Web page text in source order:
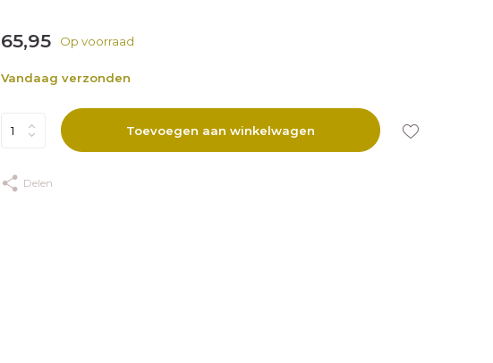
65,95 Op voorraad
Vandaag verzonden
Toevoegen aan winkelwagen
Delen